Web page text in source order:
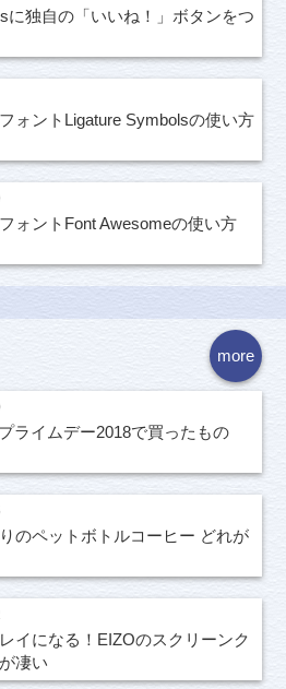
に独自の「いいね！」ボタンをつ
ォントLigature Symbolsの使い方
ォントFont Awesomeの使い方
more
ライムデー2018で買ったもの
のペットボトルコーヒー どれが
イになる！EIZOのスクリーンク
凄い